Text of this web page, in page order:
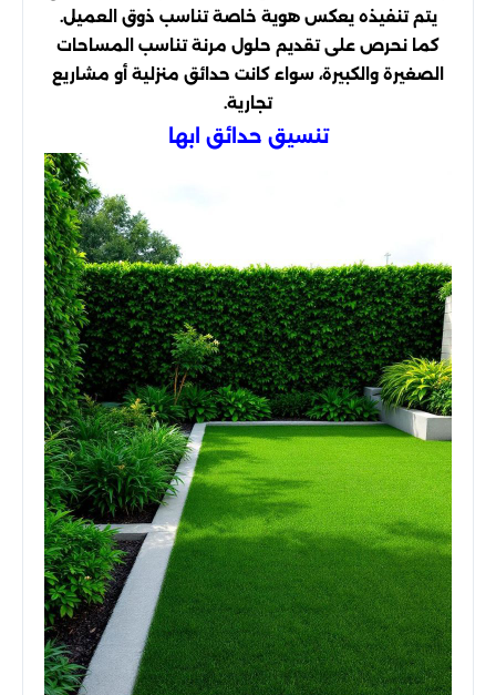
يتم تنفيذه يعكس هوية خاصة تناسب ذوق العميل.
كما نحرص على تقديم حلول مرنة تناسب المساحات
الصغيرة والكبيرة، سواء كانت حدائق منزلية أو مشاريع
تجارية.
تنسيق حدائق ابها